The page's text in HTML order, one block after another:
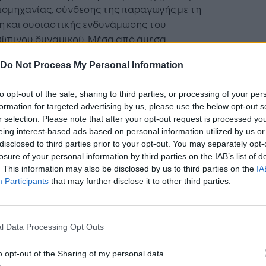
Do Not Process My Personal Information
opt-out of the sale, sharing to third parties, or processing of your
for targeted advertising by us, please use the below opt-out
selection. Please note that after your opt-out request is processed
interest-based ads based on personal information utilized by us
to third parties prior to your opt-out. You may separately
of your personal information by third parties on the IAB’s list of
This information may also be disclosed by us to third parties on the
Participants that may further disclose it to other third parties.
Data Processing Opt Outs
opt-out of the Sharing of my personal data.
σύνδεσης της παραγωγής με τη
και ουσιαστικής ενδυνάμωσης του
δυναμικού. Μέσα από άμεσα
έρχεται να απαντήσει στις προκλήσεις
μεταξύ της ακαδημαϊκής, της
κοινότητας και των επιχειρήσεων.
τοποθετεί την ανώτατη εκπαίδευση και
στο επίκεντρο της αναπτυξιακής
με τη διασύνδεση έρευνας-καινοτομίας-
την αξιοποίηση ερευνητικών
συστήματα, το οικοσύστημα
εξέλιξη,τη νεοφυή επιχειρηματικότητα